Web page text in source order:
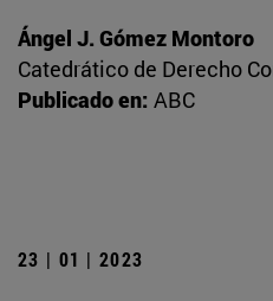
Ángel J. Gómez Montoro
Catedrático de Derecho
Publicado en: ABC
23 | 01 | 2023